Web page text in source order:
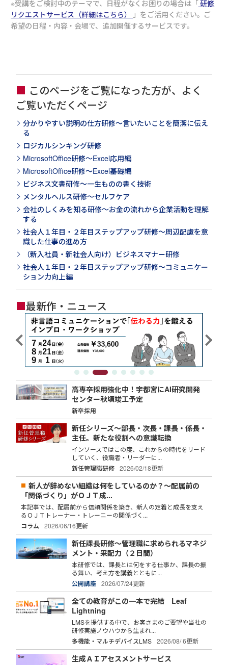
受講をご検討中のテーマで、日程がなくお困りの場合は「研修
リクエストサービス（詳細はこちら）
」をご活用ください。ご
希望の日程・内容・会場で、追加開催するサービスです。
このページをご覧になった方が、よく
ご覧いただくページ
分かりやすい説明の仕方研修～言いたいことを簡潔に伝え
る
ロジカルシンキング研修
MicrosoftOffice研修～Excel応用編
MicrosoftOffice研修～Excel基礎編
ビジネス文書研修～一生ものの書く技術
メンタルヘルス研修～セルフケア
会社のしくみを知る研修～お金の流れから企業活動を理解
する
社会人１年目・２年目ステップアップ研修～周辺配慮を意
識した仕事の進め方
（新入社員・新社会人向け）ビジネスマナー研修
社会人１年目・２年目ステップアップ研修～コミュニケー
ション力向上編
■最新作・ニュース
高専卒採用強化中！宇都宮にAI研究開発
センター秋頃竣工予定
新卒採用
新任シリーズ～部長・次長・課長・係長・
主任。新たな役割への意識転換
インソースではこの度、これからの時代をリード
していく、役職者・リーダーに...
新任管理職研修
2026/02/18更新
新人が辞めない組織は何をしているのか？～配属前の
「関係づくり」がＯＪＴ成...
本記事では、配属前から信頼関係を築き、新人の定着と成長を支え
るＯＪＴトレーナー・トレーニーの関係づく...
コラム
2026/06/16更新
新任課長研修～管理職に求められるマネジ
メント・采配力（２日間）
本研修では、課長とは何をする仕事か、課長の振
る舞い、考え方を講義とともに...
公開講座
2026/07/24更新
全ての教育がこの一本で完結 Leaf
Lightning
LMSを提供する中で、お客さまのご要望や当社の
研修実施ノウハウから生まれ...
多機能・マルチデバイスLMS
2026/08/ 6更新
生成ＡＩアセスメントサービス